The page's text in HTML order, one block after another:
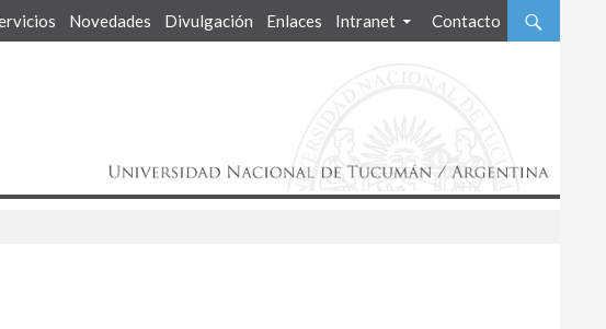
Novedades Divulgación Enlaces Intranet Contacto